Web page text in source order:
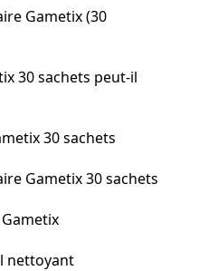
Gametix (30
30 sachets peut-il
30 sachets
Gametix 30 sachets
nettoyant